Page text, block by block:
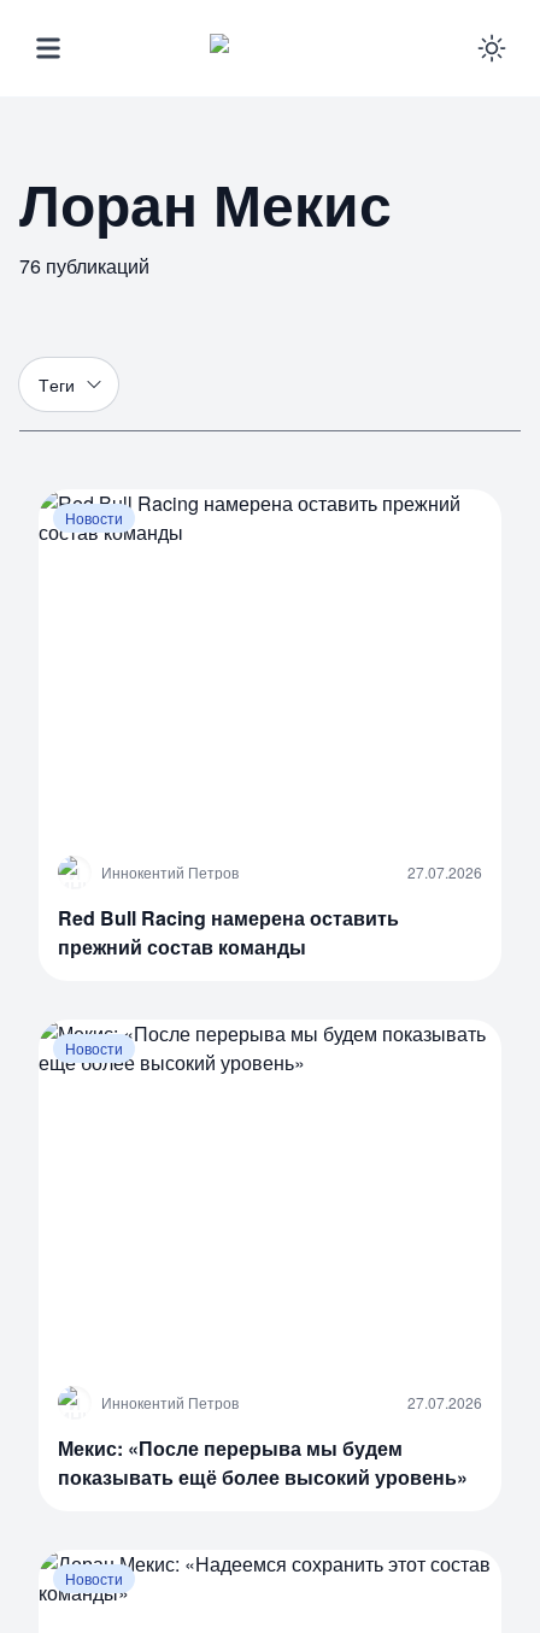
Лоран Мекис
76 публикаций
Теги
Новости
И Иннокентий Петров 27.07.2026
Red Bull Racing намерена оставить
прежний состав команды
Новости
И Иннокентий Петров 27.07.2026
Мекис: «После перерыва мы будем
показывать ещё более высокий уровень»
Новости